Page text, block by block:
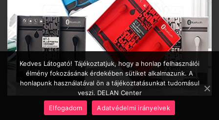
Kedves Látogató! Tájékoztatjuk, hogy a honlap felhasználói
élmény fokozásának érdekében sütiket alkalmazunk. A
honlapunk használatával ön a tájékoztatásunkat tudomásul
veszi. DELAN Center
Elfogadom
Adatvédelmi irányelvek